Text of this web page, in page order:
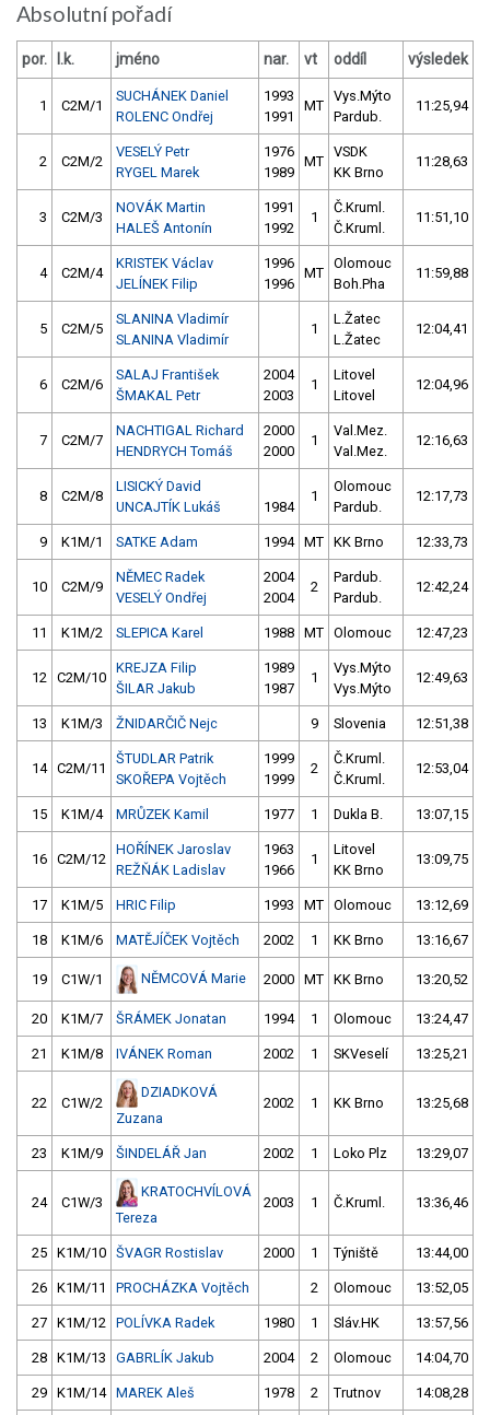
Absolutní pořadí
por. l.k. jméno nar. vt oddíl výsledek
1 C2M/1
SUCHÁNEK Daniel
ROLENC Ondřej
1993
1991
MT
Vys.Mýto
Pardub.
11:25,94
2 C2M/2
VESELÝ Petr
RYGEL Marek
1976
1989
MT
VSDK
KK Brno
11:28,63
3 C2M/3
NOVÁK Martin
HALEŠ Antonín
1991
1992
1
Č.Kruml.
Č.Kruml.
11:51,10
4 C2M/4
KRISTEK Václav
JELÍNEK Filip
1996
1996
MT
Olomouc
Boh.Pha
11:59,88
5 C2M/5
SLANINA Vladimír
SLANINA Vladimír
1
L.Žatec
L.Žatec
12:04,41
6 C2M/6
SALAJ František
ŠMAKAL Petr
2004
2003
1
Litovel
Litovel
12:04,96
7 C2M/7
NACHTIGAL Richard
HENDRYCH Tomáš
2000
2000
1
Val.Mez.
Val.Mez.
12:16,63
8 C2M/8
LISICKÝ David
UNCAJTÍK Lukáš
1984
1
Olomouc
Pardub.
12:17,73
9 K1M/1 SATKE Adam 1994 MT KK Brno 12:33,73
10 C2M/9
NĚMEC Radek
VESELÝ Ondřej
2004
2004
2
Pardub.
Pardub.
12:42,24
11 K1M/2 SLEPICA Karel 1988 MT Olomouc 12:47,23
12 C2M/10
KREJZA Filip
ŠILAR Jakub
1989
1987
1
Vys.Mýto
Vys.Mýto
12:49,63
13 K1M/3 ŽNIDARČIČ Nejc 9 Slovenia 12:51,38
14 C2M/11
ŠTUDLAR Patrik
SKOŘEPA Vojtěch
1999
1999
2
Č.Kruml.
Č.Kruml.
12:53,04
15 K1M/4 MRŮZEK Kamil 1977 1 Dukla B. 13:07,15
16 C2M/12
HOŘÍNEK Jaroslav
REŽŇÁK Ladislav
1963
1966
1
Litovel
KK Brno
13:09,75
17 K1M/5 HRIC Filip 1993 MT Olomouc 13:12,69
18 K1M/6 MATĚJÍČEK Vojtěch 2002 1 KK Brno 13:16,67
19 C1W/1 NĚMCOVÁ Marie 2000 MT KK Brno 13:20,52
20 K1M/7 ŠRÁMEK Jonatan 1994 1 Olomouc 13:24,47
21 K1M/8 IVÁNEK Roman 2002 1 SKVeselí 13:25,21
22 C1W/2
DZIADKOVÁ
Zuzana
2002 1 KK Brno 13:25,68
23 K1M/9 ŠINDELÁŘ Jan 2002 1 Loko Plz 13:29,07
24 C1W/3
KRATOCHVÍLOVÁ
Tereza
2003 1 Č.Kruml. 13:36,46
25 K1M/10 ŠVAGR Rostislav 2000 1 Týniště 13:44,00
26 K1M/11 PROCHÁZKA Vojtěch 2 Olomouc 13:52,05
27 K1M/12 POLÍVKA Radek 1980 1 Sláv.HK 13:57,56
28 K1M/13 GABRLÍK Jakub 2004 2 Olomouc 14:04,70
29 K1M/14 MAREK Aleš 1978 2 Trutnov 14:08,28